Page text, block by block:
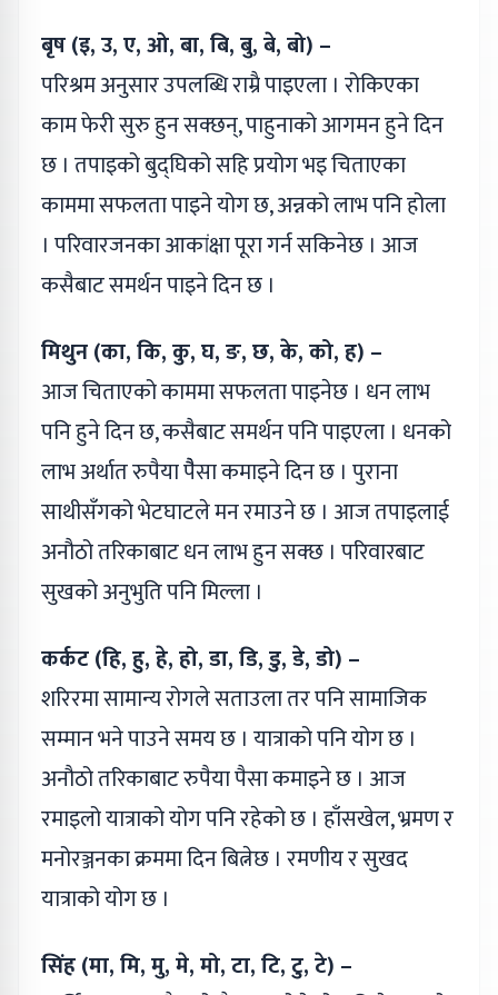
बृष (इ, उ, ए, ओ, बा, बि, बु, बे, बो) –
परिश्रम अनुसार उपलब्धि राम्रै पाइएला । रोकिएका
काम फेरी सुरु हुन सक्छन्, पाहुनाको आगमन हुने दिन
छ । तपाइको बुद्घिको सहि प्रयोग भइ चिताएका
काममा सफलता पाइने योग छ, अन्नको लाभ पनि होला
। परिवारजनका आकांक्षा पूरा गर्न सकिनेछ । आज
कसैबाट समर्थन पाइने दिन छ ।
मिथुन (का, कि, कु, घ, ङ, छ, के, को, ह) –
आज चिताएको काममा सफलता पाइनेछ । धन लाभ
पनि हुने दिन छ, कसैबाट समर्थन पनि पाइएला । धनको
लाभ अर्थात रुपैया पैैसा कमाइने दिन छ । पुराना
साथीसँगको भेटघाटले मन रमाउने छ । आज तपाइलाई
अनौठो तरिकाबाट धन लाभ हुन सक्छ । परिवारबाट
सुखको अनुभुति पनि मिल्ला ।
कर्कट (हि, हु, हे, हो, डा, डि, डु, डे, डो) –
शरिरमा सामान्य रोगले सताउला तर पनि सामाजिक
सम्मान भने पाउने समय छ । यात्राको पनि योग छ ।
अनौठो तरिकाबाट रुपैया पैसा कमाइने छ । आज
रमाइलो यात्राको योग पनि रहेको छ । हाँसखेल, भ्रमण र
मनोरञ्जनका क्रममा दिन बित्नेछ । रमणीय र सुखद
यात्राको योग छ ।
सिंह (मा, मि, मु, मे, मो, टा, टि, टु, टे) –